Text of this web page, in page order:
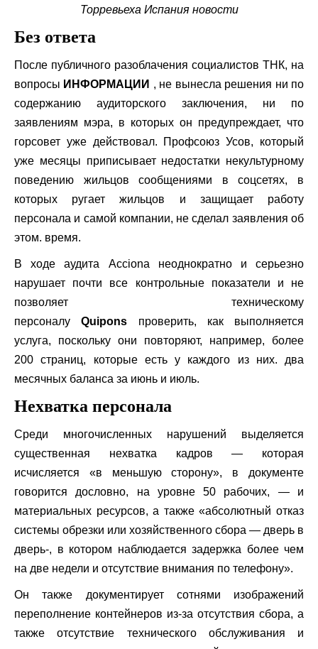
Торревьеха Испания новости
Без ответа
После публичного разоблачения социалистов ТНК, на
вопросы ИНФОРМАЦИИ , не вынесла решения ни по
содержанию аудиторского заключения, ни по
заявлениям мэра, в которых он предупреждает, что
горсовет уже действовал. Профсоюз Усов, который
уже месяцы приписывает недостатки некультурному
поведению жильцов сообщениями в соцсетях, в
которых ругает жильцов и защищает работу
персонала и самой компании, не сделал заявления об
этом. время.
В ходе аудита Acciona неоднократно и серьезно
нарушает почти все контрольные показатели и не
позволяет техническому
персоналуQuipons проверить, как выполняется
услуга, поскольку они повторяют, например, более
200 страниц, которые есть у каждого из них. два
месячных баланса за июнь и июль.
Нехватка персонала
Среди многочисленных нарушений выделяется
существенная нехватка кадров — которая
исчисляется «в меньшую сторону», в документе
говорится дословно, на уровне 50 рабочих, — и
материальных ресурсов, а также «абсолютный отказ
системы обрезки или хозяйственного сбора — дверь в
дверь-, в котором наблюдается задержка более чем
на две недели и отсутствие внимания по телефону».
Он также документирует сотнями изображений
переполнение контейнеров из-за отсутствия сбора, а
также отсутствие технического обслуживания и